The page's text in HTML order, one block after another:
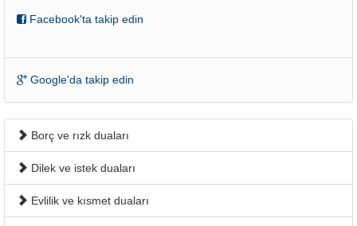
Facebook'ta takip edin
Google'da takip edin
Borç ve rızk duaları
Dilek ve istek duaları
Evlilik ve kısmet duaları